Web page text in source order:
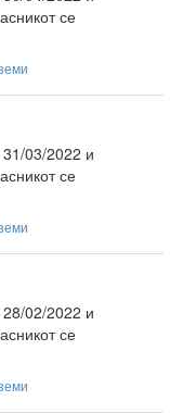
се
31/03/2022 и
се
28/02/2022 и
се